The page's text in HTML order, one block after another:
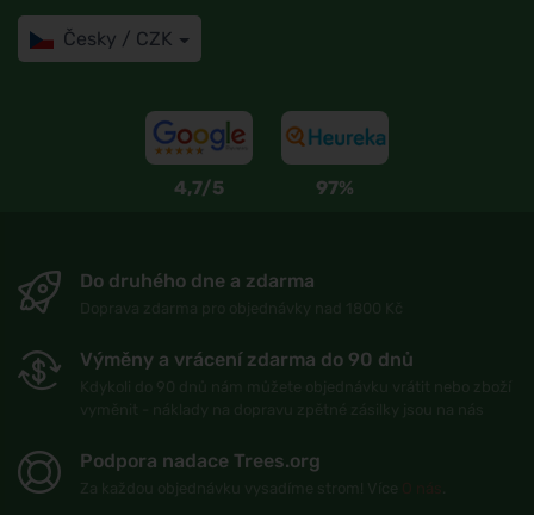
Česky / CZK
4,7/5 97%
Do druhého dne a zdarma
Výměny a vrácení zdarma do 90 dnů
Podpora nadace Trees.org